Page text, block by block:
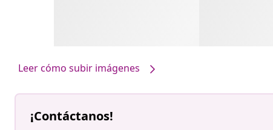
Leer cómo subir imágenes
¡Contáctanos!